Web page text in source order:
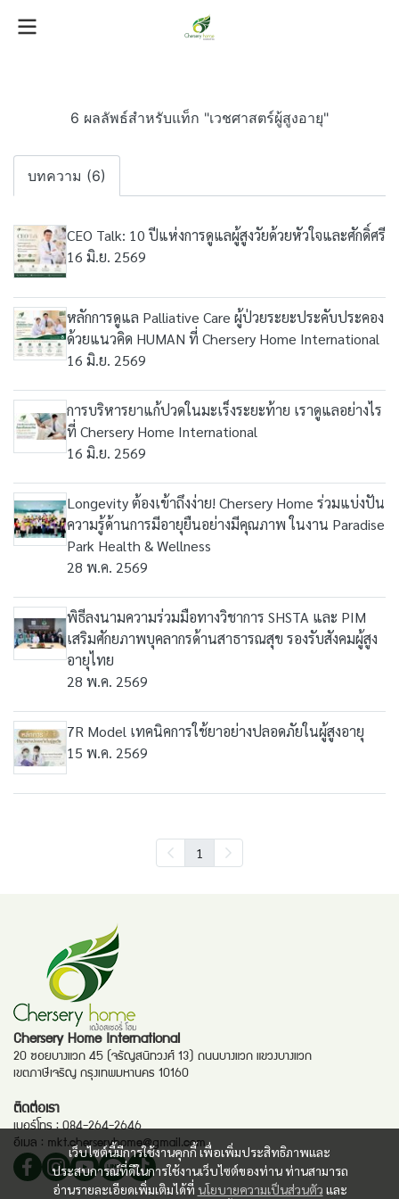
6 ผลลัพธ์สำหรับแท็ก "เวชศาสตร์ผู้สูงอายุ"
บทความ (6)
CEO Talk: 10 ปีแห่งการดูแลผู้สูงวัยด้วยหัวใจและศักดิ์ศรี
16 มิ.ย. 2569
หลักการดูแล Palliative Care ผู้ป่วยระยะประคับประคอง
ด้วยแนวคิด HUMAN ที่ Chersery Home International
16 มิ.ย. 2569
การบริหารยาแก้ปวดในมะเร็งระยะท้าย เราดูแลอย่างไร
ที่ Chersery Home International
16 มิ.ย. 2569
Longevity ต้องเข้าถึงง่าย! Chersery Home ร่วมแบ่งปัน
ความรู้ด้านการมีอายุยืนอย่างมีคุณภาพ ในงาน Paradise
Park Health & Wellness
28 พ.ค. 2569
พิธีลงนามความร่วมมือทางวิชาการ SHSTA และ PIM
เสริมศักยภาพบุคลากรด้านสาธารณสุข รองรับสังคมผู้สูง
อายุไทย
28 พ.ค. 2569
7R Model เทคนิคการใช้ยาอย่างปลอดภัยในผู้สูงอายุ
15 พ.ค. 2569
1
เว็บไซต์นี้มีการใช้งานคุกกี้ เพื่อเพิ่มประสิทธิภาพและ
ประสบการณ์ที่ดีในการใช้งานเว็บไซต์ของท่าน ท่านสามารถ
อ่านรายละเอียดเพิ่มเติมได้ที่ นโยบายความเป็นส่วนตัว และ
Chersery Home International
20 ซอยบางแวก 45 (จรัญสนิทวงศ์ 13) ถนนบางแวก แขวงบางแวก
เขตภาษีเจริญ กรุงเทพมหานคร 10160
ติดต่อเรา
เบอร์โทร :084-264-2646
อีเมล : mkt.cherseryhome@gmail.com